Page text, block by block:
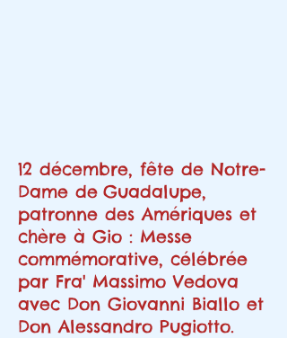
12 décembre, fête de Notre-
Dame de Guadalupe,
patronne des Amériques et
chère à Gio : Messe
commémorative, célébrée
par Fra' Massimo Vedova
avec Don Giovanni Biallo et
Don Alessandro Pugiotto.